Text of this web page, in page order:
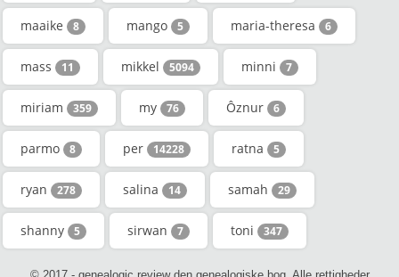
maaike 8 mango 5 maria-theresa 6
mass 11 mikkel 5094 minni 7
miriam 359 my 76 Ôznur 6
parmo 8 per 14228 ratna 5
ryan 278 salina 14 samah 29
shanny 5 sirwan 7 toni 347